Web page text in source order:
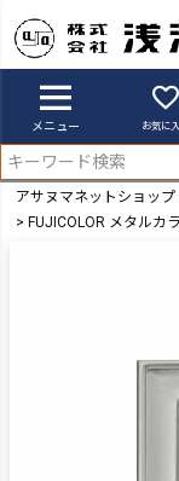
メニュー お気に
アサヌマネットショップ
FUJICOLOR メタルカ